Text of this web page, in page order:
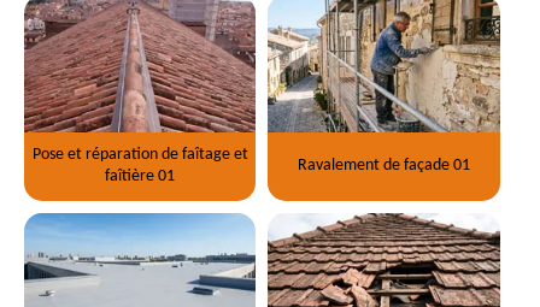
Pose et réparation de faîtage et
faîtière 01
Ravalement de façade 01